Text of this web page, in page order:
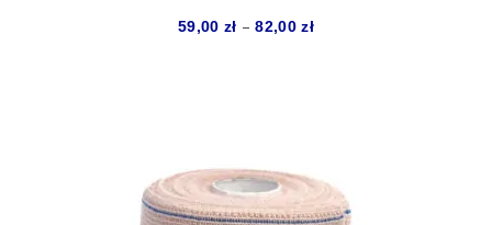
59,00 zł – 82,00złZakres
82,00 zł